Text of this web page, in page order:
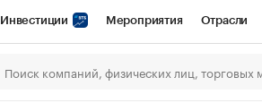
Инвестиции Мероприятия Отрасли